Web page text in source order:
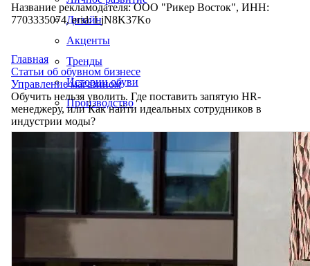
Дизайн
Акценты
Тренды
Истории обуви
Производство
Название рекламодателя: ООО "Рикер Восток", ИНН:
7703335074, erid: LjN8K37Ko
Главная
Статьи об обувном бизнесе
Управление магазином
Обучить нельзя уволить. Где поставить запятую HR-
менеджеру, или Как найти идеальных сотрудников в
индустрии моды?